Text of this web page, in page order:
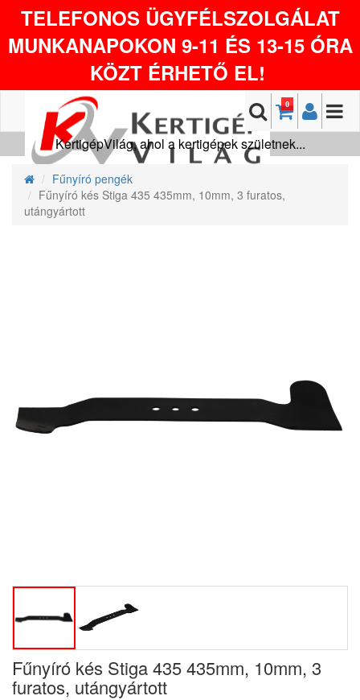
TELEFONOS ÜGYFÉLSZOLGÁLAT
MUNKANAPOKON 9-11 ÉS 13-15 ÓRA
KÖZT ÉRHETŐ EL!
0
KertigépVilág, ahol a kertigépek születnek...
Fűnyíró pengék
Fűnyíró kés Stiga 435 435mm, 10mm, 3 furatos,
utángyártott
Fűnyíró kés Stiga 435 435mm, 10mm, 3
furatos, utángyártott